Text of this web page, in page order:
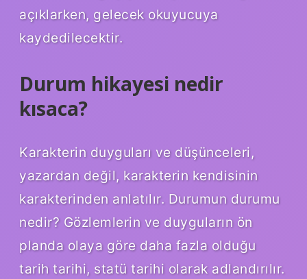
açıklarken, gelecek okuyucuya
kaydedilecektir.
Durum hikayesi nedir
kısaca?
Karakterin duyguları ve düşünceleri,
yazardan değil, karakterin kendisinin
karakterinden anlatılır. Durumun durumu
nedir? Gözlemlerin ve duyguların ön
planda olaya göre daha fazla olduğu
tarih tarihi, statü tarihi olarak adlandırılır.